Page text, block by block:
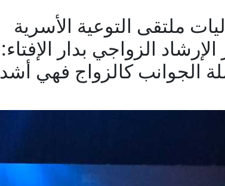
ملتقى التوعية الأسرية
الزواجي بدار الإفتاء:
الجوانب كالزواج فهي أشد